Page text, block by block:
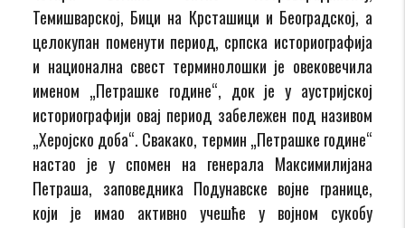
Темишварској, Бици на Крсташици и Београдској, а
целокупан поменути период, српска историографија
и национална свест терминолошки је овековечила
именом „Петрашке године“, док је у аустријској
историографији овај период забележен под називом
„Херојско доба“. Свакако, термин „Петрашке године“
настао је у спомен на генерала Максимилијана
Петраша, заповедника Подунавске војне границе,
који је имао активно учешће у војном сукобу